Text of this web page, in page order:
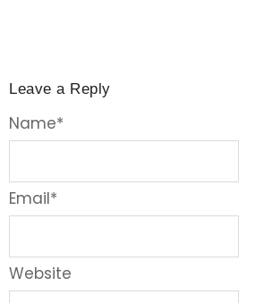
Leave a Reply
Name*
Email*
Website